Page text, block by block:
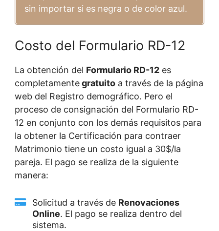
sin importar si es negra o de color azul.
Costo del Formulario RD-12
La obtención del Formulario RD-12 es
completamentegratuito a través de la página
web del Registro demográfico. Pero el
proceso de consignación del Formulario RD-
12 en conjunto con los demás requisitos para
la obtener la Certificación para contraer
Matrimonio tiene un costo igual a 30$/la
pareja. El pago se realiza de la siguiente
manera:
Solicitud a través de Renovaciones
Online. El pago se realiza dentro del
sistema.